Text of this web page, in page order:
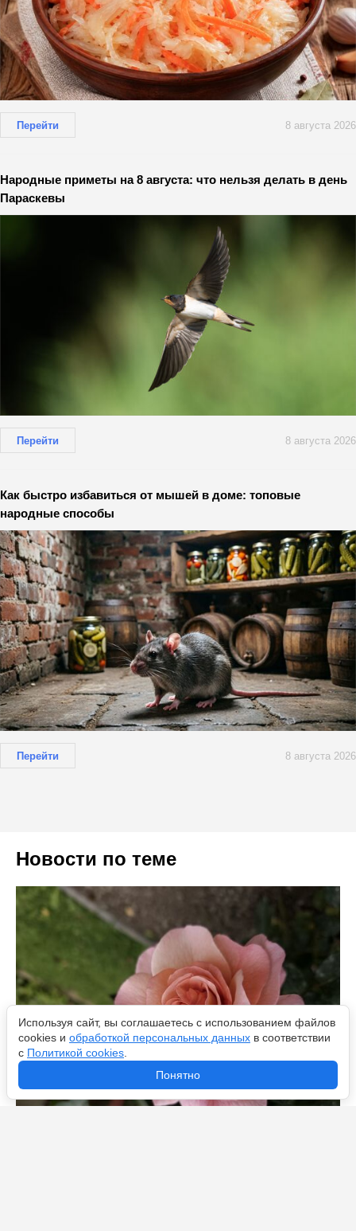
Новости по теме
Перейти 8 августа 2026
Народные приметы на 8 августа: что нельзя делать в день
Параскевы
Перейти 8 августа 2026
Как быстро избавиться от мышей в доме: топовые
народные способы
Перейти 8 августа 2026
Используя сайт, вы соглашаетесь с использованием файлов
cookies и обработкой персональных данных в соответствии
с Политикой cookies
Понятно